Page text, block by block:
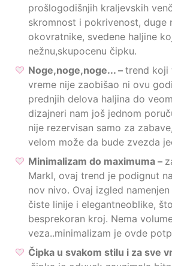
prošlogodišnjih kraljevskih
skromnost i pokrivenost, duge
okovratnike, svedene haljine
nežnu,skupocenu čipku.
Noge,noge,noge... – trend koji
vreme nije zaobišao ni ovu
prednjih delova haljina do
dizajneri nam još jednom
nije rezervisan samo za
velom može da bude zvezda
Minimalizam do maximuma –
Markl, ovaj trend je podignut
nov nivo. Ovaj izgled
čiste linije i elegantneoblike,
besprekoran kroj. Nema
veza..minimalizam je ovde
Čipka u svakom stilu i za sve